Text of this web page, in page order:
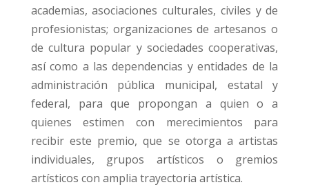
academias, asociaciones culturales, civiles y de
profesionistas; organizaciones de artesanos o
de cultura popular y sociedades cooperativas,
así como a las dependencias y entidades de la
administración pública municipal, estatal y
federal, para que propongan a quien o a
quienes estimen con merecimientos para
recibir este premio, que se otorga a artistas
individuales, grupos artísticos o gremios
artísticos con amplia trayectoria artística.